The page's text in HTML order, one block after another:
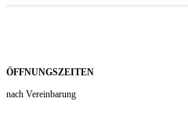
ÖFFNUNGSZEITEN
nach Vereinbarung